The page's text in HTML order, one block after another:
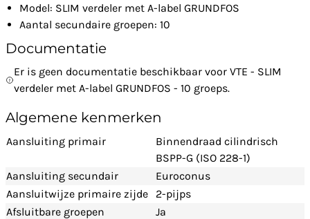
Model: SLIM verdeler met A-label GRUNDFOS
Aantal secundaire groepen: 10
Documentatie
Er is geen documentatie beschikbaar voor VTE - SLIM
verdeler met A-label GRUNDFOS - 10 groeps.
Algemene kenmerken
Aansluiting primair
Binnendraad cilindrisch
BSPP-G (ISO 228-1)
Aansluiting secundair
Euroconus
Aansluitwijze primaire zijde
2-pijps
Afsluitbare groepen
Ja